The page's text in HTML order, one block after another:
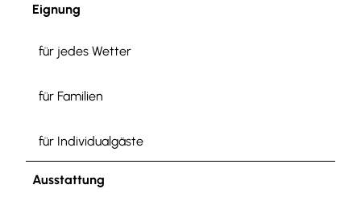
Eignung
für jedes Wetter
für Familien
für Individualgäste
Ausstattung